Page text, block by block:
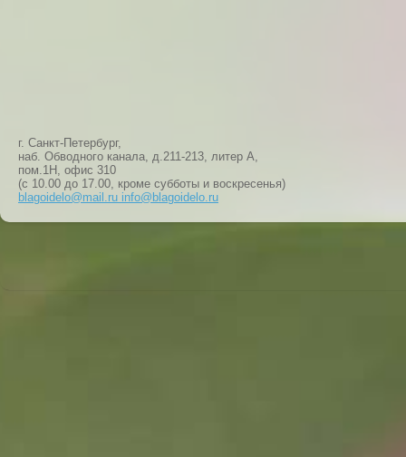
г. Санкт-Петербург,
наб. Обводного канала, д.211-213, литер А,
пом.1Н, офис 310
(с 10.00 до 17.00, кроме субботы и воскресенья)
blagoidelo@mail.ru info@blagoidelo.ru